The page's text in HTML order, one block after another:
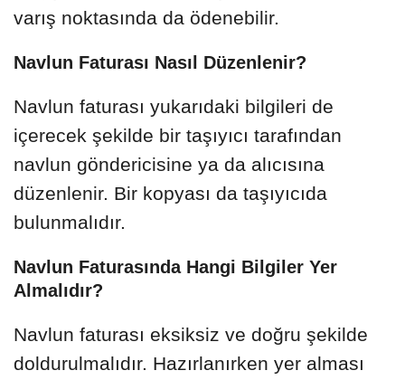
varış noktasında da ödenebilir.
Navlun Faturası Nasıl Düzenlenir?
Navlun faturası yukarıdaki bilgileri de
içerecek şekilde bir taşıyıcı tarafından
navlun göndericisine ya da alıcısına
düzenlenir. Bir kopyası da taşıyıcıda
bulunmalıdır.
Navlun Faturasında Hangi Bilgiler Yer
Almalıdır?
Navlun faturası eksiksiz ve doğru şekilde
doldurulmalıdır. Hazırlanırken yer alması